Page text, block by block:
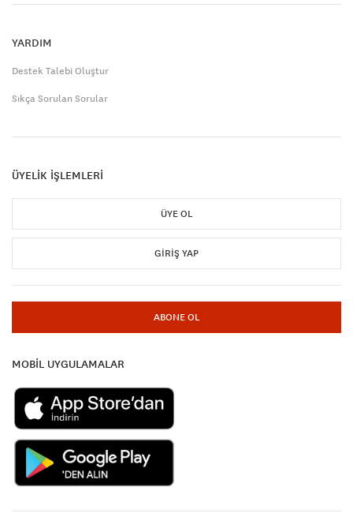
YARDIM
Destek Talebi Oluştur
Sıkça Sorulan Sorular
ÜYELİK İŞLEMLERİ
ÜYE OL
GIRIŞ YAP
ABONE OL
MOBİL UYGULAMALAR